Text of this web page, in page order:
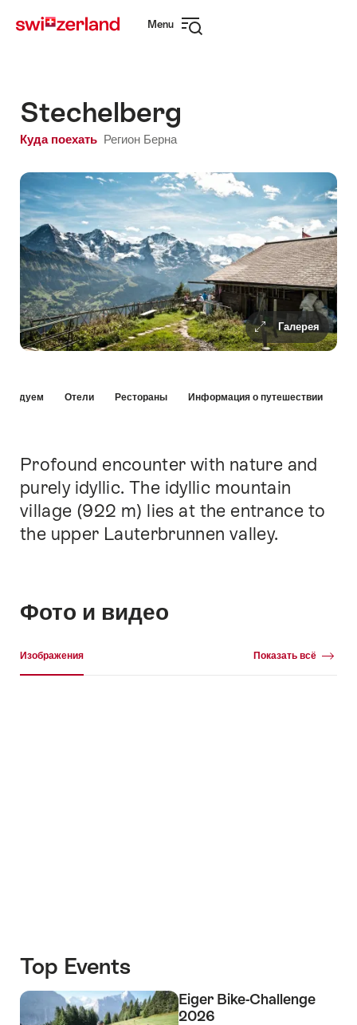
navigation
Menu
Stechelberg
Куда поехать Регион Берна
Галерея
Отели Рестораны Информация о путешествии
Intro
Profound encounter with nature and
purely idyllic. The idyllic mountain
village (922 m) lies at the entrance to
the upper Lauterbrunnen valley.
Фото и видео
Изображения Показать всё
Top Events
Eiger Bike-Challenge
2026